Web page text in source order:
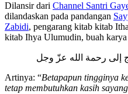
Dilansir dari Channel Santri
dilandaskan pada pandangan
Zabidi, pengarang kitab kitab
kitab Ihya Ulumudin, buah karya
إلى رحمة الله عزّ وجل
Artinya: “Betapapun tingginya
tetap membutuhkan kasih